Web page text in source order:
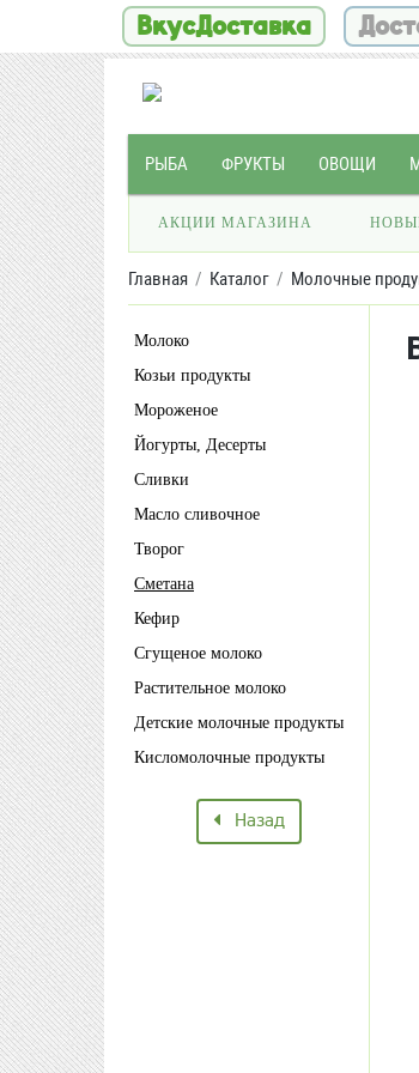
ВкусДоставка
РЫБА ФРУКТЫ ОВОЩИ
АКЦИИ МАГАЗИНА
Главная Каталог Молочные
Молоко
Козьи продукты
Мороженое
Йогурты, Десерты
Сливки
Масло сливочное
Творог
Сметана
Кефир
Сгущеное молоко
Растительное молоко
Детские молочные продукты
Кисломолочные продукты
Назад